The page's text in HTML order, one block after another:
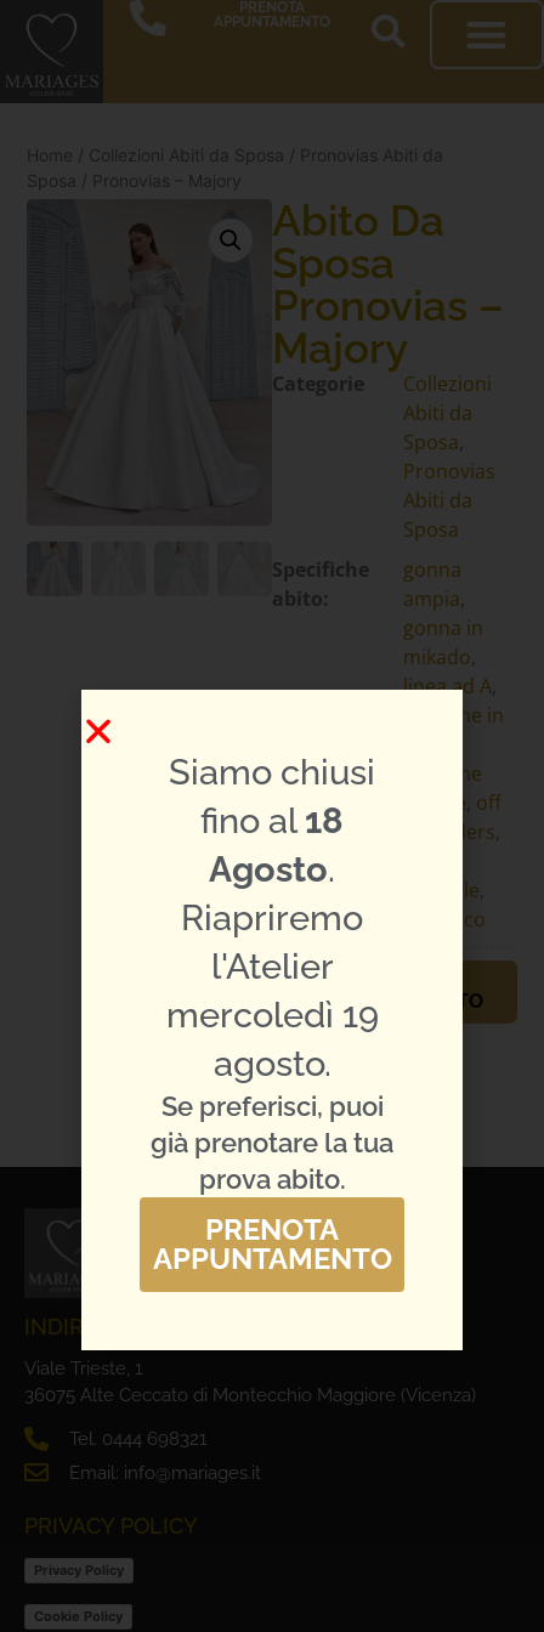
PRENOTA
APPUNTAMENTO
Home / Collezioni Abiti da Sposa / Pronovias Abiti da
Sposa / Pronovias – Majory
Abito Da
Sposa
Pronovias –
Majory
Categorie
Collezioni
Abiti da
Sposa
Pronovias
Abiti da
Sposa
Specifiche
abito:
gonna
ampia
gonna in
mikado
linea ad A
maniche in
maniche
lunghe off
shoulders
omerale
strascico
APPUNTAMENTO
CONDIVIDILO:
INDIRIZZO E CONTATTI
Viale Trieste, 1
36075 Alte Ceccato di Montecchio Maggiore (Vicenza)
Tel. 0444 698321
Email: info@mariages.it
PRIVACY POLICY
Privacy Policy
Cookie Policy
Siamo chiusi
fino al18
Agosto.
Riapriremo
l'Atelier
mercoledì 19
agosto.
Se preferisci, puoi
già prenotare la tua
prova abito.
PRENOTA
APPUNTAMENTO